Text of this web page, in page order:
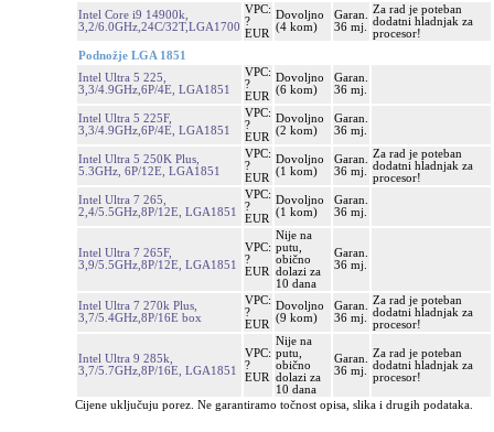
Intel Core i9 14900k,
3,2/6.0GHz,24C/32T,LGA1700
VPC:
?
EUR
Dovoljno
(4 kom)
Garan.
36 mj.
Za rad je poteban
dodatni hladnjak za
procesor!
Podnožje LGA 1851
Intel Ultra 5 225,
3,3/4.9GHz,6P/4E, LGA1851
VPC:
?
EUR
Dovoljno
(6 kom)
Garan.
36 mj.
Intel Ultra 5 225F,
3,3/4.9GHz,6P/4E, LGA1851
VPC:
?
EUR
Dovoljno
(2 kom)
Garan.
36 mj.
Intel Ultra 5 250K Plus,
5.3GHz, 6P/12E, LGA1851
VPC:
?
EUR
Dovoljno
(1 kom)
Garan.
36 mj.
Za rad je poteban
dodatni hladnjak za
procesor!
Intel Ultra 7 265,
2,4/5.5GHz,8P/12E, LGA1851
VPC:
?
EUR
Dovoljno
(1 kom)
Garan.
36 mj.
Intel Ultra 7 265F,
3,9/5.5GHz,8P/12E, LGA1851
VPC:
?
EUR
Nije na
putu,
obično
dolazi za
10 dana
Garan.
36 mj.
Intel Ultra 7 270k Plus,
3,7/5.4GHz,8P/16E box
VPC:
?
EUR
Dovoljno
(9 kom)
Garan.
36 mj.
Za rad je poteban
dodatni hladnjak za
procesor!
Intel Ultra 9 285k,
3,7/5.7GHz,8P/16E, LGA1851
VPC:
?
EUR
Nije na
putu,
obično
dolazi za
10 dana
Garan.
36 mj.
Za rad je poteban
dodatni hladnjak za
procesor!
Cijene uključuju porez. Ne garantiramo točnost opisa, slika i drugih podataka.